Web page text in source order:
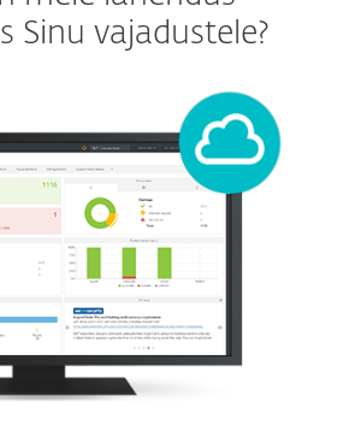
Sinu vajadustele?